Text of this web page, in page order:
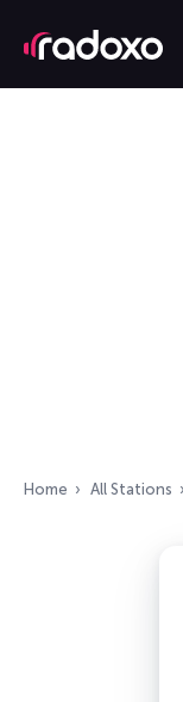
Home All Stations